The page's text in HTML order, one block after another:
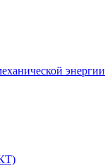
энергии